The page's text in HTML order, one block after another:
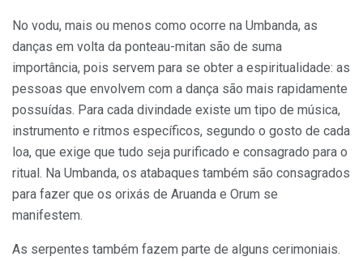
No vodu, mais ou menos como ocorre na Umbanda, as
danças em volta da ponteau-mitan são de suma
importância, pois servem para se obter a espiritualidade: as
pessoas que envolvem com a dança são mais rapidamente
possuídas. Para cada divindade existe um tipo de música,
instrumento e ritmos específicos, segundo o gosto de cada
loa, que exige que tudo seja purificado e consagrado para o
ritual. Na Umbanda, os atabaques também são consagrados
para fazer que os orixás de Aruanda e Orum se
manifestem.
As serpentes também fazem parte de alguns cerimoniais.